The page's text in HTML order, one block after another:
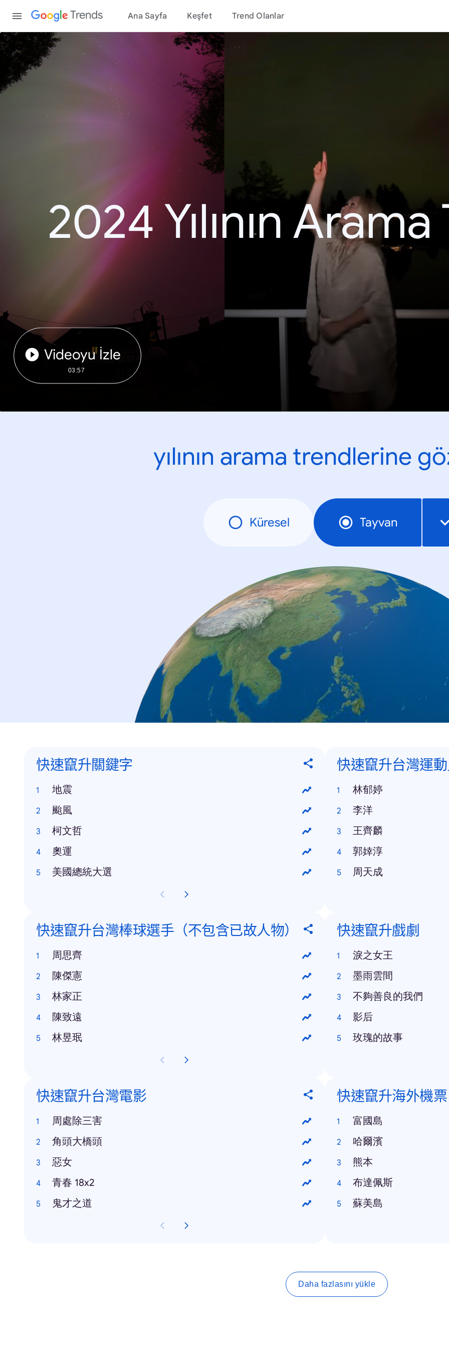
Trends Ana Sayfa Keşfet Trend Olanlar
2024 Yılının
Videoyu İzle
03:57
yılının arama trendlerine
Küresel Tayvan
快速竄升關鍵字
地震
颱風
柯文哲
奧運
美國總統大選
快速竄升台灣運
林郁婷
李洋
王齊麟
郭婞淳
周天成
快速竄升台灣棒球選手（不包含已故人物）
周思齊
陳傑憲
林家正
陳致遠
林昱珉
快速竄升戲劇
淚之女王
墨雨雲間
不夠善良的我們
影后
玫瑰的故事
快速竄升台灣電影
周處除三害
角頭大橋頭
惡女
青春 18x2
鬼才之道
快速竄升海外機
富國島
哈爾濱
熊本
布達佩斯
蘇美島
Daha fazlasını yükle